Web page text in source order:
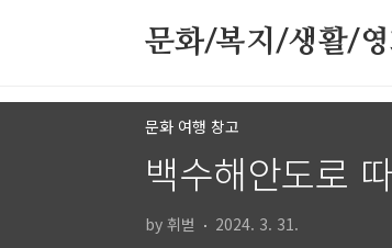
문화/복지/생활/
문화 여행 창고
백수해안도로
by 휘벋 2024. 3. 31.